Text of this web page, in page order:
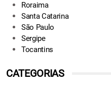
Roraima
Santa Catarina
São Paulo
Sergipe
Tocantins
CATEGORIAS